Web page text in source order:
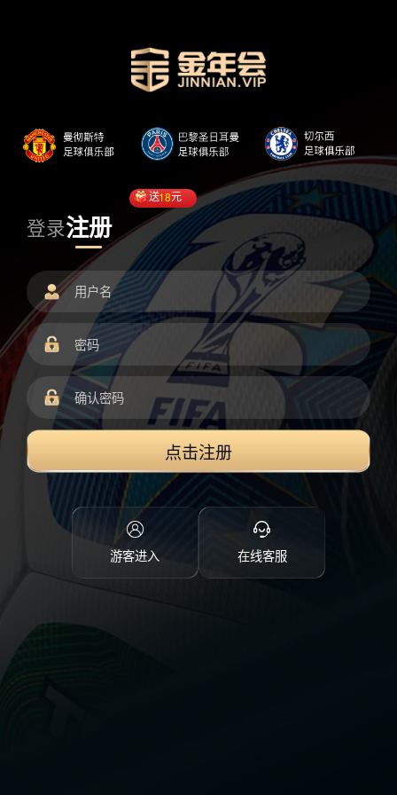
登录注册
送18元
点击注册
游客进入 在线客服